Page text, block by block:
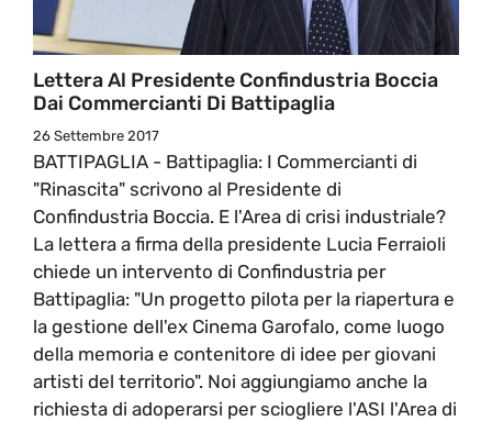
Lettera Al Presidente Confindustria Boccia
Dai Commercianti Di Battipaglia
26 Settembre 2017
BATTIPAGLIA - Battipaglia: I Commercianti di
"Rinascita" scrivono al Presidente di
Confindustria Boccia. E l'Area di crisi industriale?
La lettera a firma della presidente Lucia Ferraioli
chiede un intervento di Confindustria per
Battipaglia: "Un progetto pilota per la riapertura e
la gestione dell'ex Cinema Garofalo, come luogo
della memoria e contenitore di idee per giovani
artisti del territorio". Noi aggiungiamo anche la
richiesta di adoperarsi per sciogliere l'ASI l'Area di